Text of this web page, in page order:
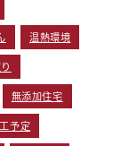
温熱環境
無添加住宅
予定